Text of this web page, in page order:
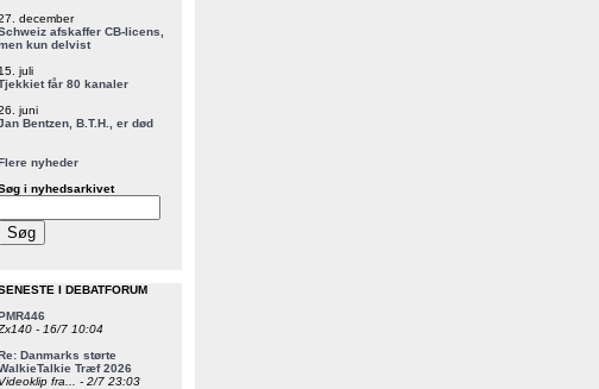
december
afskaffer CB-licens,
kun delvist
15. juli
får 80 kanaler
juni
Bentzen, B.T.H., er død
nyheder
i nyhedsarkivet
I DEBATFORUM
- 16/7 10:04
Danmarks størte
Træf 2026
Videoklip fra... - 2/7 23:03